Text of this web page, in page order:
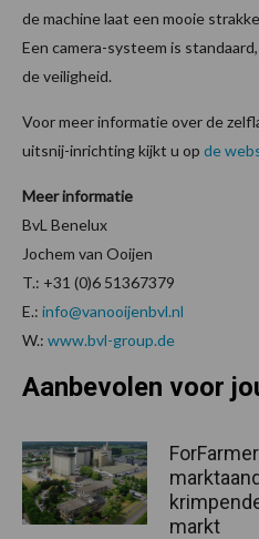
de machine laat een mooie
Een camera-systeem is
de veiligheid.
Voor meer informatie over de
uitsnij-inrichting kijkt u op de
Meer informatie
BvL Benelux
Jochem van Ooijen
T.: +31 (0)6 51367379
E.: info@vanooijenbvl.nl
W.: www.bvl-group.de
Aanbevolen voor
markt